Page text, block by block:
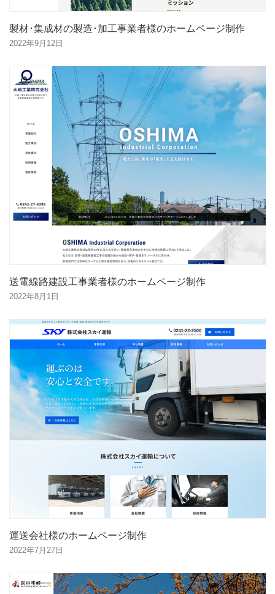
製材･集成材の製造･加工事業者様のホームページ制作
2022年9月12日
送電線路建設工事業者様のホームページ制作
2022年8月1日
運送会社様のホームページ制作
2022年7月27日